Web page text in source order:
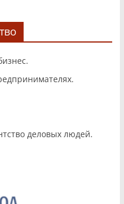
деловых людей.